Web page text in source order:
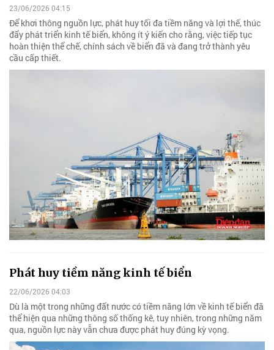
23/06/2026 04:15
Để khơi thông nguồn lực, phát huy tối đa tiềm năng và lợi thế, thúc
đẩy phát triển kinh tế biển, không ít ý kiến cho rằng, việc tiếp tục
hoàn thiện thể chế, chính sách về biển đã và đang trở thành yêu
cầu cấp thiết.
Phát huy tiềm năng kinh tế biển
22/06/2026 04:03
Dù là một trong những đất nước có tiềm năng lớn về kinh tế biển đã
thể hiện qua những thông số thống kê, tuy nhiên, trong những năm
qua, nguồn lực này vẫn chưa được phát huy đúng kỳ vọng.